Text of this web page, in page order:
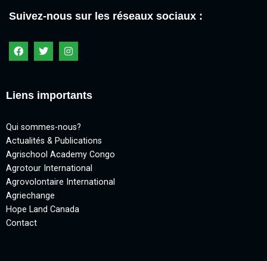
Suivez-nous sur les réseaux sociaux :
Liens importants
Qui sommes-nous?
Actualités & Publications
Agrischool Academy Congo
Agrotour International
Agrovolontaire International
Agriechange
Hope Land Canada
Contact